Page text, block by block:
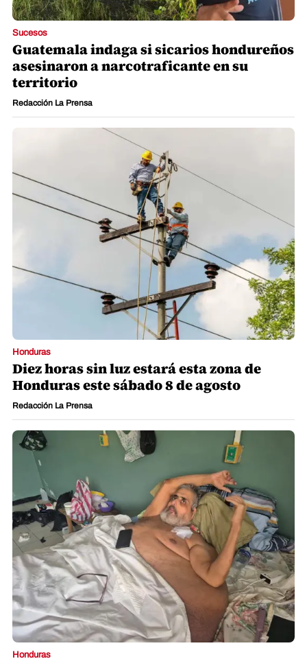
Sucesos
Guatemala indaga si sicarios hondureños
asesinaron a narcotraficante en su
territorio
Redacción La Prensa
Honduras
Diez horas sin luz estará esta zona de
Honduras este sábado 8 de agosto
Redacción La Prensa
Honduras